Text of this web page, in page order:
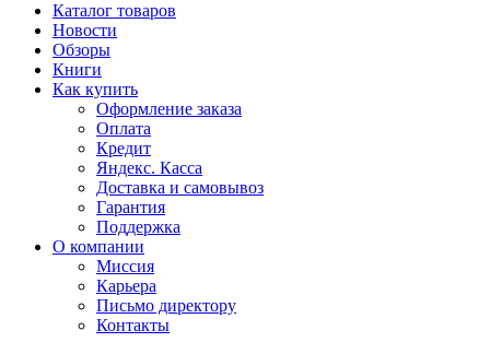
Каталог товаров
Новости
Обзоры
Книги
Как купить
Оформление заказа
Оплата
Кредит
Яндекс. Касса
Доставка и самовывоз
Гарантия
Поддержка
О компании
Миссия
Карьера
Письмо директору
Контакты